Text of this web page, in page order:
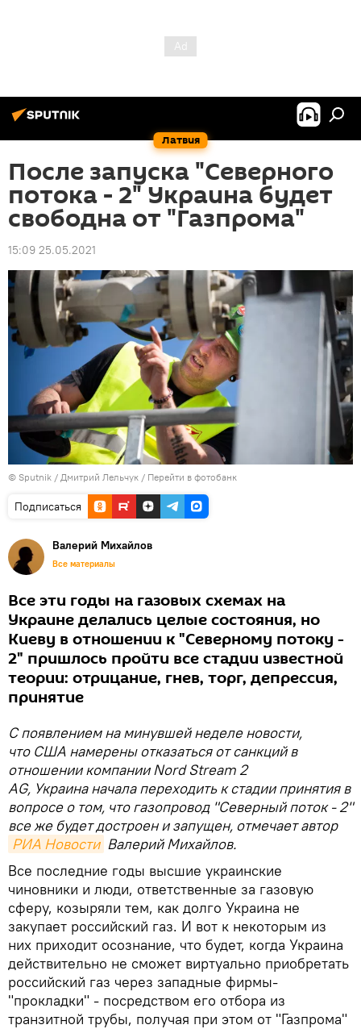
Латвия
После запуска "Северного
потока - 2" Украина будет
свободна от "Газпрома"
15:09 25.05.2021
© Sputnik / Дмитрий Лельчук / Перейти в фотобанк
Подписаться
Валерий Михайлов
Все материалы
Все эти годы на газовых схемах на
Украине делались целые состояния, но
Киеву в отношении к "Северному потоку -
2" пришлось пройти все стадии известной
теории: отрицание, гнев, торг, депрессия,
принятие
С появлением на минувшей неделе новости,
что США намерены отказаться от санкций в
отношении компании Nord Stream 2
AG, Украина начала переходить к стадии принятия в
вопросе о том, что газопровод "Северный поток - 2"
все же будет достроен и запущен, отмечает автор
РИА Новости Валерий Михайлов.
Все последние годы высшие украинские
чиновники и люди, ответственные за газовую
сферу, козыряли тем, как долго Украина не
закупает российский газ. И вот к некоторым из
них приходит осознание, что будет, когда Украина
действительно не сможет виртуально приобретать
российский газ через западные фирмы-
"прокладки" - посредством его отбора из
транзитной трубы, получая при этом от "Газпрома"